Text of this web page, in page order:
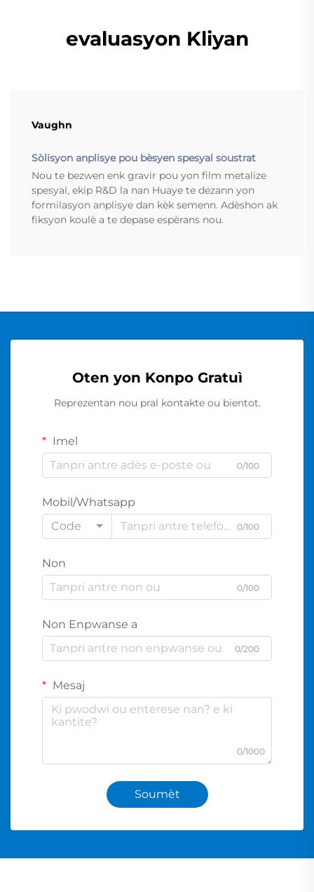
evaluasyon Kliyan
Vaughn
Sòlisyon anplisye pou bèsyen spesyal soustrat
Nou te bezwen enk gravir pou yon film metalize
spesyal, ekip R&D la nan Huaye te dezann yon
formilasyon anplisye dan kèk semenn. Adèshon ak
fiksyon koulè a te depase espèrans nou.
Oten yon Konpo Gratuì
Reprezentan nou pral kontakte ou bientot.
Imel
0/100
Mobil/Whatsapp
Code
0/100
Non
0/100
Non Enpwanse a
0/200
Mesaj
0/1000
Soumèt